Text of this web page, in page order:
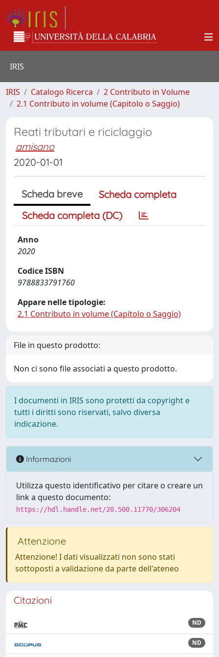
IRIS
IRIS Catalogo Ricerca
2 Contributo in Volume
2.1 Contributo in volume (Capitolo o Saggio)
Reati tributari e riciclaggio
amisano
2020-01-01
Scheda breve
Scheda completa
Scheda completa (DC)
Anno
2020
Codice ISBN
9788833791760
Appare nelle tipologie:
2.1 Contributo in volume (Capitolo o Saggio)
File in questo prodotto:
Non ci sono file associati a questo prodotto.
I documenti in IRIS sono protetti da copyright e
tutti i diritti sono riservati, salvo diversa
indicazione.
Informazioni
Utilizza questo identificativo per citare o creare un
link a questo documento:
https://hdl.handle.net/20.500.11770/306204
Attenzione
Attenzione! I dati visualizzati non sono stati
sottoposti a validazione da parte dell'ateneo
Citazioni
ND
ND